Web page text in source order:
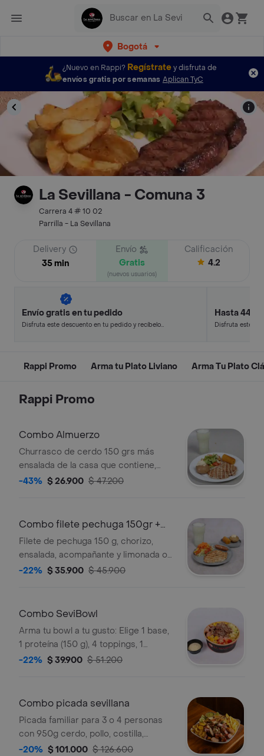
Bogotá
¿Nuevo en Rappi? Regístratey disfruta de
envíos gratis por semanas Aplican TyC
La Sevillana - Comuna 3
Carrera 4 # 10 02
Parrilla - La Sevillana
Delivery
35 min
Envío
Gratis
(nuevos usuarios)
Calificación
4.2
Envío gratis en tu pedido
Disfruta este descuento en tu pedido y recíbelo
Hasta 44%
Disfruta este
Rappi Promo Arma tu Plato Liviano Arma Tu Plato
Rappi Promo
Combo Almuerzo
Churrasco de cerdo 150 grs más
ensalada de la casa que contiene,
lechuga, zanahoria tomate y vinagreta
-43% $ 26.900 $ 47.200
Combo filete pechuga 150gr +
bebida
Filete de pechuga 150 g, chorizo,
ensalada, acompañante y limonada o
productos postobon 400ml
-22% $ 35.900 $ 45.900
Combo SeviBowl
Arma tu bowl a tu gusto: Elige 1 base,
1 proteína (150 g), 4 toppings, 1
complemento (chorizo o tocineta), 1
abundante donde la proteína sí es
protagonista. Perfecto para una
comida completa con el sabor
tradicional de La Sevillana.
-22% $ 39.900 $ 51.200
Combo picada sevillana
Picada familiar para 3 o 4 personas
con 950g cerdo, pollo, costilla,
chorizo, moneditas de plátano y papa
-20% $ 101.000 $ 126.600